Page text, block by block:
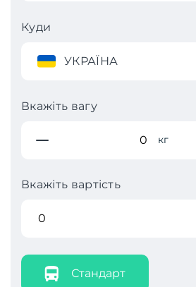
Куди
УКРАЇНА
Вкажіть вагу
кг
Вкажіть вартість
Стандарт